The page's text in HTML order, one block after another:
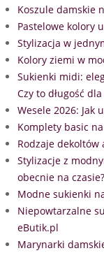
Koszule damskie
Pastelowe kolory
Stylizacja w
Kolory ziemi w
Sukienki midi:
Czy to długość
Wesele 2026: Jak
Komplety basic
Rodzaje
Stylizacje z
obecnie na czasie?
Modne sukienki
Niepowtarzalne
eButik.pl
Marynarki